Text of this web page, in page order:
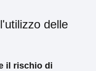
delle
il rischio di